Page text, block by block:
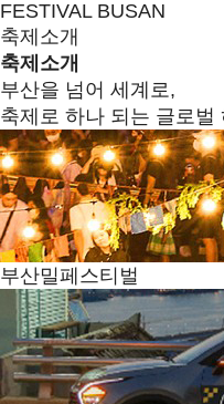
FESTIVAL BUSAN
축제소개
축제소개
부산을 넘어 세계로,
축제로 하나 되는 글로벌
부산밀페스티벌